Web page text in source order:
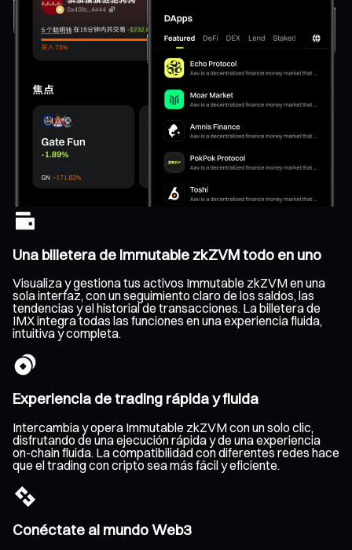
Una billetera de Immutable zkZVM todo en uno
Visualiza y gestiona tus activos Immutable zkZVM en una
sola interfaz, con un seguimiento claro de los saldos, las
tendencias y el historial de transacciones. La billetera de
IMX integra todas las funciones en una experiencia fluida,
intuitiva y completa.
Experiencia de trading rápida y fluida
Intercambia y opera Immutable zkZVM con un solo clic,
disfrutando de una ejecución rápida y de una experiencia
on-chain fluida. La compatibilidad con diferentes redes hace
que el trading con cripto sea más fácil y eficiente.
Conéctate al mundo Web3